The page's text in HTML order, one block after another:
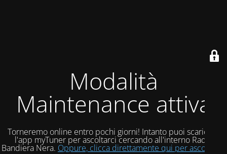
Modalità
Maintenance attiva
Torneremo online entro pochi giorni! Intanto puoi scaricare
l'app myTuner per ascoltarci cercando all'interno Radio
Bandiera Nera. Oppure, clicca direttamente qui per ascoltarci!